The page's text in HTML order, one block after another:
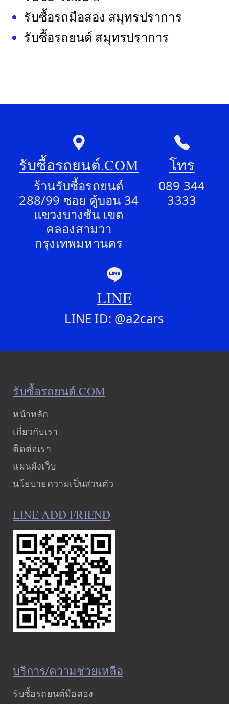
รับซื้อรถมือสอง สมุทรปราการ
รับซื้อรถยนต์ สมุทรปราการ
รับซื้อรถยนต์.COM
ร้านรับซื้อรถยนต์
288/99 ซอย คู้บอน 34
แขวงบางชัน เขต
คลองสามวา
กรุงเทพมหานคร
โทร
089 344
3333
LINE
LINE ID: @a2cars
รับซื้อรถยนต์.COM
หน้าหลัก
เกี่ยวกับเรา
ติดต่อเรา
แผนผังเว็บ
นโยบายความเป็นส่วนตัว
LINE ADD FRIEND
บริการ/ความช่วยเหลือ
รับซื้อรถยนต์มือสอง